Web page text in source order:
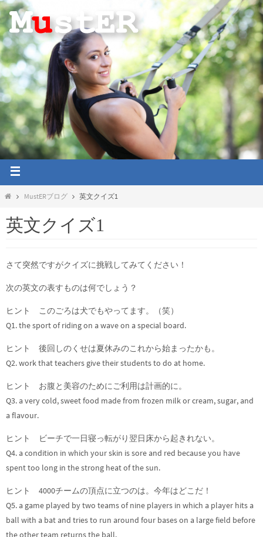
MustERブログ 英文クイズ1
英文クイズ1
さて突然ですがクイズに挑戦してみてください！
次の英文の表すものは何でしょう？
ヒント このごろは犬でもやってます。（笑）
Q1. the sport of riding on a wave on a special board.
ヒント 後回しのくせは夏休みのこれから始まったかも。
Q2. work that teachers give their students to do at home.
ヒント お腹と美容のためにご利用は計画的に。
Q3. a very cold, sweet food made from frozen milk or cream, sugar, and
a flavour.
ヒント ビーチで一日寝っ転がり翌日床から起きれない。
Q4. a condition in which your skin is sore and red because you have
spent too long in the strong heat of the sun.
ヒント 4000チームの頂点に立つのは。今年はどこだ！
Q5. a game played by two teams of nine players in which a player hits a
ball with a bat and tries to run around four bases on a large field before
the other team returns the ball.